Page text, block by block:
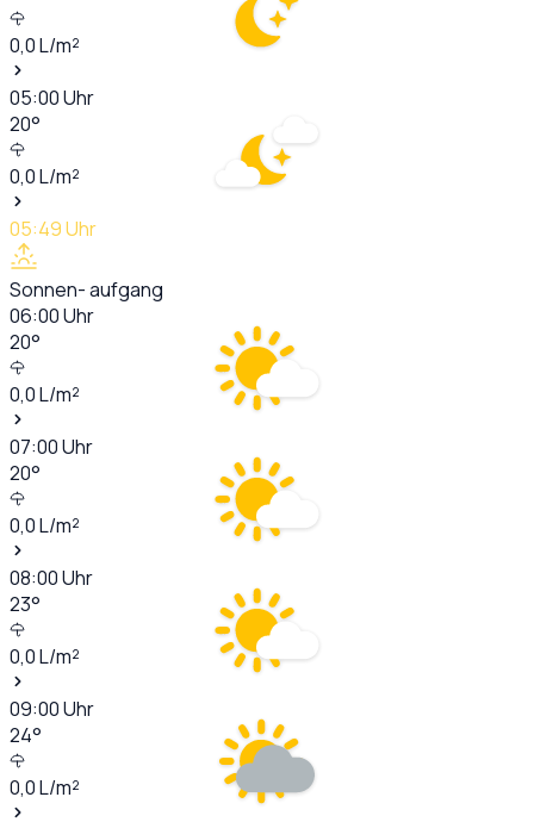
0,0L/m²
05:00Uhr
20°
0,0L/m²
05:49Uhr
Sonnen- aufgang
06:00Uhr
20°
0,0L/m²
07:00Uhr
20°
0,0L/m²
08:00Uhr
23°
0,0L/m²
09:00Uhr
24°
0,0L/m²